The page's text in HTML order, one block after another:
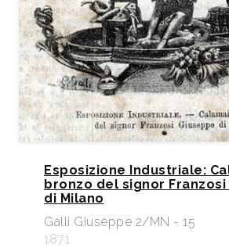
Esposizione Industriale:
bronzo del signor Franzosi
di Milano
Galli Giuseppe 2/MN - 15
1871